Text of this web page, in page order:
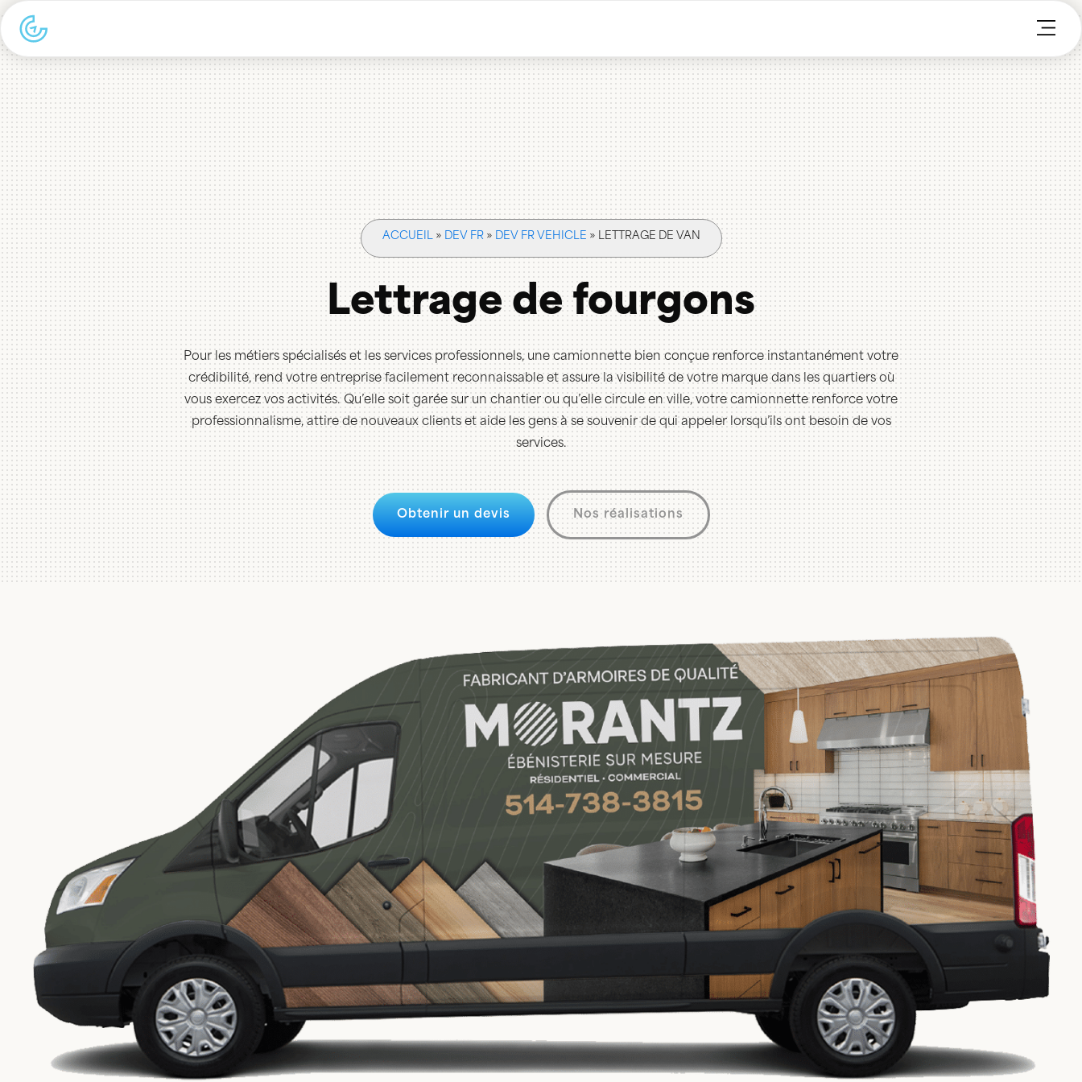
ACCUEIL» DEV FR» DEV FR VEHICLE » LETTRAGE DE VAN
Lettrage de fourgons
Pour les métiers spécialisés et les services professionnels, une camionnette bien conçue renforce instantanément votre
crédibilité, rend votre entreprise facilement reconnaissable et assure la visibilité de votre marque dans les quartiers où
vous exercez vos activités. Qu’elle soit garée sur un chantier ou qu’elle circule en ville, votre camionnette renforce votre
professionnalisme, attire de nouveaux clients et aide les gens à se souvenir de qui appeler lorsqu’ils ont besoin de vos
services.
Obtenir un devis Nos réalisations